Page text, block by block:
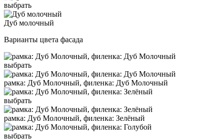
выбрать
Дуб молочный
Варианты цвета фасада
выбрать
рамка: Дуб Молочный, филенка: Дуб Молочный
выбрать
рамка: Дуб Молочный, филенка: Зелёный
выбрать